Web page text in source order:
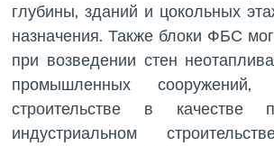
глубины, зданий и цокольных
назначения. Также блоки ФБС
при возведении стен
промышленных
строительстве в
индустриальном